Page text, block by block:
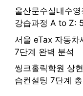
울산문수실내수
강습과정 A to Z:
서울 eTax 자동
7단계 완벽 분석
씽크홀릭학원 상
습컨설팅 7단계